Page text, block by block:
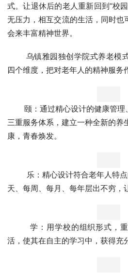
式。让退休后的老人重新回到“校
无压力，相互交流的生活，同时也
会来丰富精神世界。
乌镇雅园独创学院式养老模式
四个维度，把对老年人的精神服务
三重服务体系，建立一种全新的养
康，青春焕发。
乐：精心设计符合老年人特点
天、每周、每月、每年层出不穷，